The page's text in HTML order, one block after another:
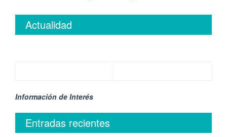
Actualidad
Información de Interés
Entradas recientes